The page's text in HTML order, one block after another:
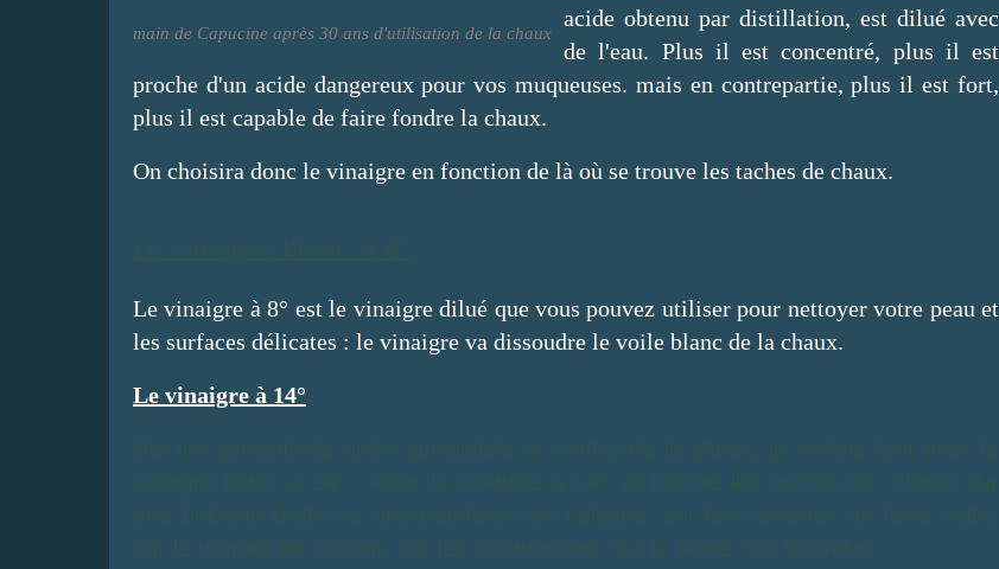
main de Capucine après 30 ans d'utilisation de la chaux
acide obtenu par distillation, est dilué avec
de l'eau. Plus il est concentré, plus il est
proche d'un acide dangereux pour vos muqueuses. mais en contrepartie, plus il est fort,
plus il est capable de faire fondre la chaux.
On choisira donc le vinaigre en fonction de là où se trouve les taches de chaux.
Le vinaigre à 8° est le vinaigre dilué que vous pouvez utiliser pour nettoyer votre peau et
les surfaces délicates : le vinaigre va dissoudre le voile blanc de la chaux.
Le vinaigre à 14°